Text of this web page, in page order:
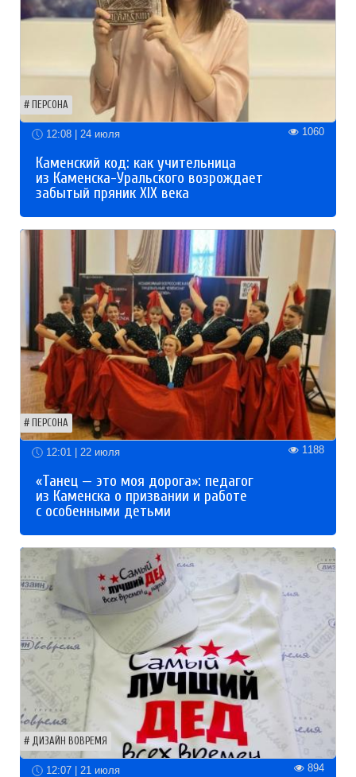
ПЕРСОНА
12:08 | 24 июля 1060
Каменский код: как учительница
из Каменска-Уральского возрождает
забытый пряник XIX века
ПЕРСОНА
12:01 | 22 июля 1188
«Танец — это моя дорога»: педагог
из Каменска о призвании и работе
с особенными детьми
ДИЗАЙН ВОВРЕМЯ
12:07 | 21 июля 894